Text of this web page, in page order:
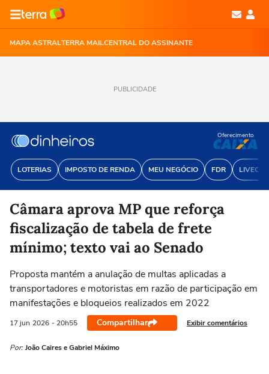
MAPA ASTRALTERRA MAILCENTRAL DO ASSINANTE
PUBLICIDADE
LOTERIAS IMPOSTO DE RENDA MEU NEGÓCIO FDR
Oferecimento
Câmara aprova MP que reforça
fiscalização de tabela de frete
mínimo; texto vai ao Senado
Proposta mantém a anulação de multas aplicadas a
transportadores e motoristas em razão de participação em
manifestações e bloqueios realizados em 2022
17 jun 2026 - 20h55 Compartilhar Exibir comentários
Por: João Caires e Gabriel Máximo